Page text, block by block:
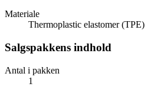
Materiale
Thermoplastic elastomer (TPE)
Salgspakkens indhold
Antal i pakken
1